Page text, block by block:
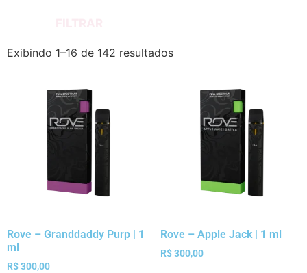
Exibindo 1–16 de 142 resultados
Rove – Granddaddy Purp | 1
ml
R$300,00
Rove – Apple Jack | 1 ml
R$300,00